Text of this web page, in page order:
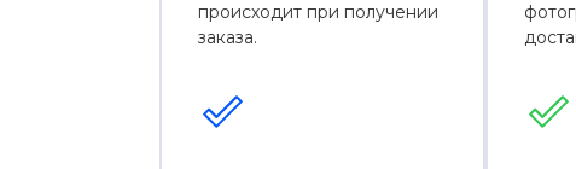
происходит при получении
заказа.